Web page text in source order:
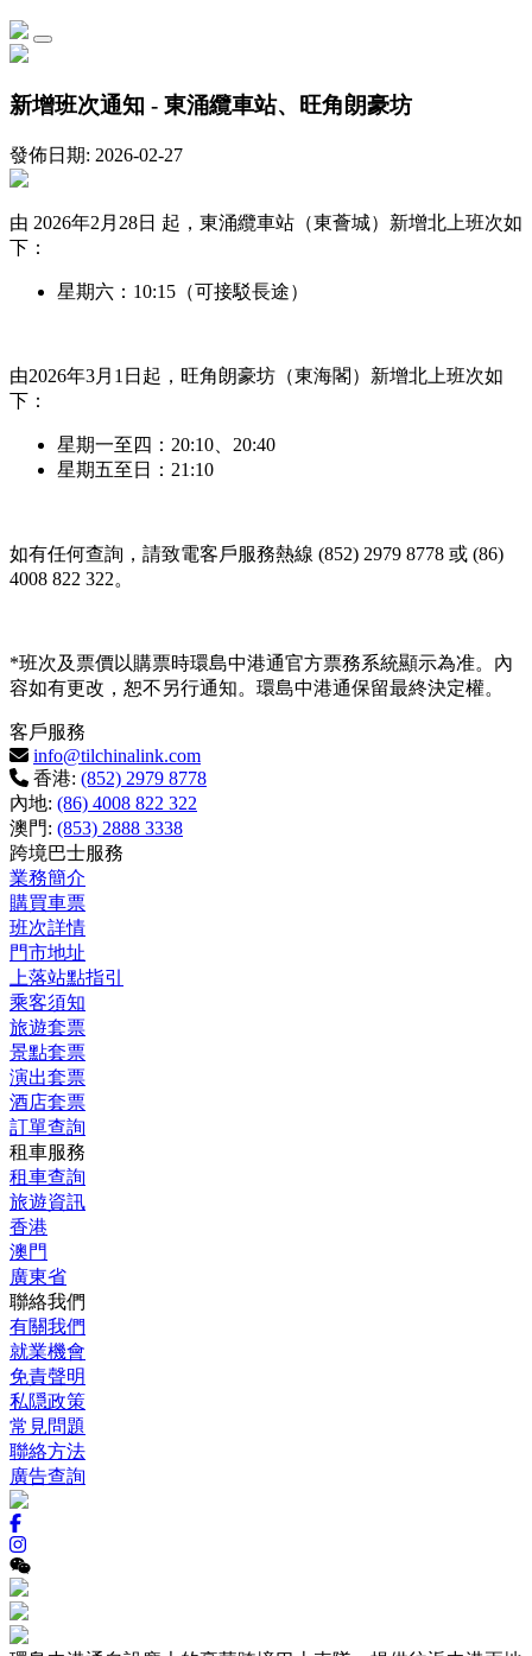
新增班次通知 - 東涌纜車站、旺角朗豪坊
發佈日期: 2026-02-27
由 2026年2月28日 起，東涌纜車站（東薈城）新增北上班次如
下：
星期六：10:15（可接駁長途）
由2026年3月1日起，旺角朗豪坊（東海閣）新增北上班次如
下：
星期一至四：20:10、20:40
星期五至日：21:10
如有任何查詢，請致電客戶服務熱線 (852) 2979 8778 或 (86)
4008 822 322。
*班次及票價以購票時環島中港通官方票務系統顯示為准。內
容如有更改，恕不另行通知。環島中港通保留最終決定權。
客戶服務
info@tilchinalink.com
香港: (852) 2979 8778
內地: (86) 4008 822 322
澳門: (853) 2888 3338
跨境巴士服務
業務簡介
購買車票
班次詳情
門市地址
上落站點指引
乘客須知
旅遊套票
景點套票
演出套票
酒店套票
訂單查詢
租車服務
租車查詢
旅遊資訊
香港
澳門
廣東省
聯絡我們
有關我們
就業機會
免責聲明
私隠政策
常見問題
聯絡方法
廣告查詢